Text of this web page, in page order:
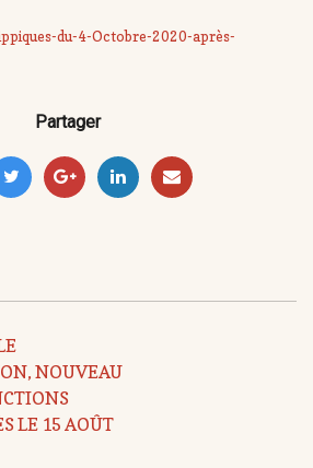
du-4-Octobre-2020-après-
Partager
NOUVEAU
LE 15 AOÛT